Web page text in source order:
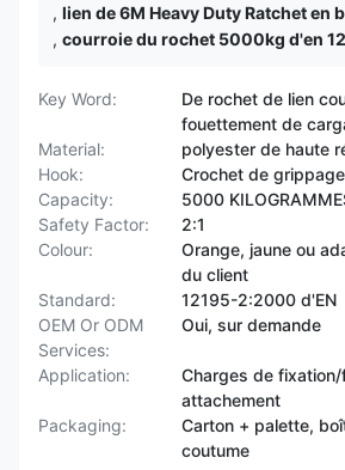
, lien de 6M Heavy Duty Ratchet en
, courroie du rochet 5000kg d'en
Key Word:
De rochet de lien
fouettement de
Material:
polyester de haute
Hook:
Crochet de grippage
Capacity:
5000
Safety Factor:
2:1
Colour:
Orange, jaune ou
du client
Standard:
12195-2:2000 d'EN
OEM Or ODM
Services:
Oui, sur demande
Application:
Charges de
attachement
Packaging:
Carton + palette,
coutume